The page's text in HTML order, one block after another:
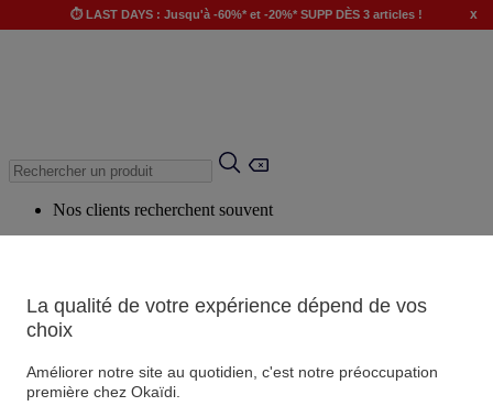
⏱️ LAST DAYS : Jusqu'à -60%* et -20%* SUPP DÈS 3 articles ! x
Nos clients recherchent souvent
Produits suggérés
Voir tous les produits
La qualité de votre expérience dépend de vos
choix
Améliorer notre site au quotidien, c'est notre préoccupation
première chez Okaïdi.